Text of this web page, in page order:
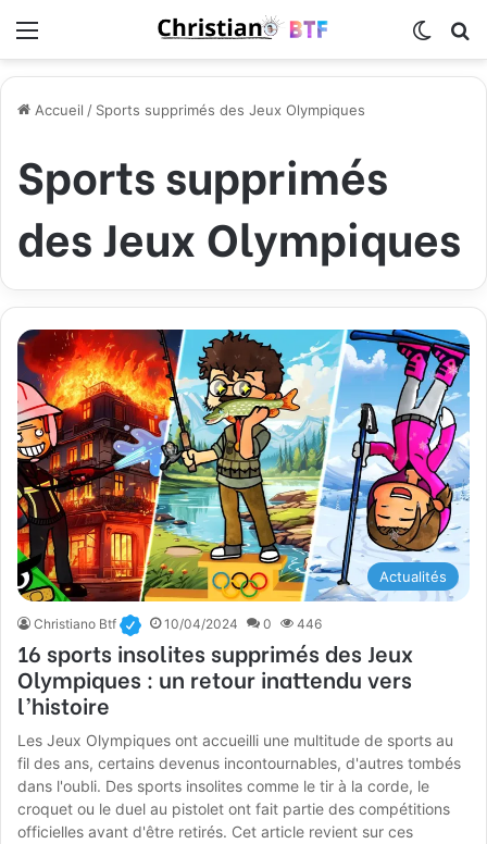
Accueil / Sports supprimés des Jeux Olympiques
Sports supprimés
des Jeux Olympiques
Actualités
Christiano Btf 10/04/2024 0 446
16 sports insolites supprimés des Jeux
Olympiques : un retour inattendu vers
l’histoire
Les Jeux Olympiques ont accueilli une multitude de sports au
fil des ans, certains devenus incontournables, d'autres tombés
dans l'oubli. Des sports insolites comme le tir à la corde, le
croquet ou le duel au pistolet ont fait partie des compétitions
officielles avant d'être retirés. Cet article revient sur ces